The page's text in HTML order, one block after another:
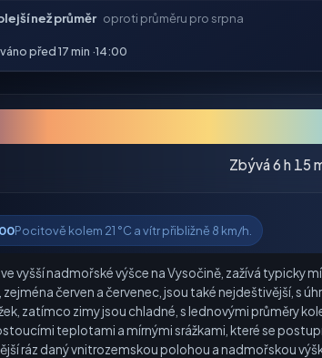
než průměr oproti průměru pro srpna
před 17 min ·14:00
Zbývá 6 h 15
Pocitově kolem 21 °C a vítr přibližně 8 km/h.
vyšší nadmořské výšce na Vysočině, zažívá typicky
červen a červenec, jsou také nejdeštivější, s
zatímco zimy jsou chladné, s lednovými průměry
teplotami a mírnými srážkami, které se
ráz daný vnitrozemskou polohou a nadmořskou